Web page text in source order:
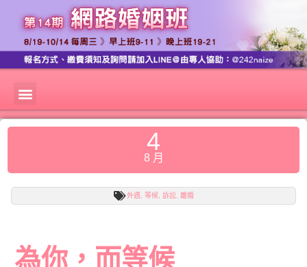
4
8 月
外遇, 等候, 訴訟, 離婚
為你，而等候